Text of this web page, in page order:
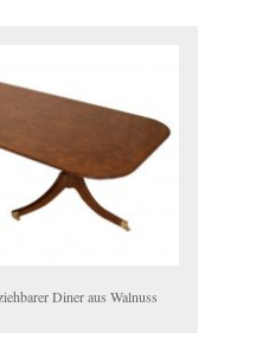
Diner aus Walnuss